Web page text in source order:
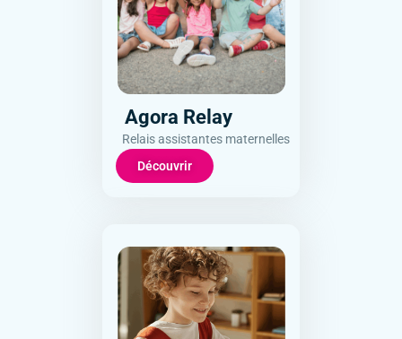
Agora Relay
Relais assistantes maternelles
Découvrir